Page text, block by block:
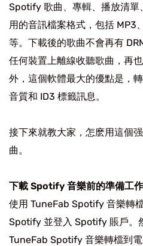
Spotify 歌曲、專輯、播放清單
用的音訊檔案格式，包括 MP3
等。下載後的歌曲不會再有
任何裝置上離線收聽歌曲，再
外，這個軟體最大的優點是，
音質和 ID3 標籤訊息。
接下來就教大家，怎麽用這個
曲。
下載 Spotify 音樂前的準備工作
使用 TuneFab Spotify 音樂轉
Spotify 並登入 Spotify 賬戶。
TuneFab Spotify 音樂轉檔到